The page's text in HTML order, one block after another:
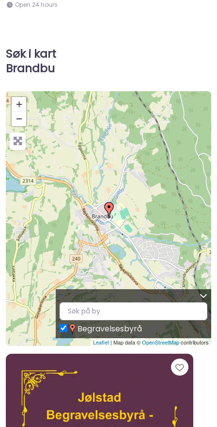
Open 24 hours
Søk i kart
Brandbu
+
−
Leaflet| Map data ©OpenStreetMapcontributors
Begravelsesbyrå